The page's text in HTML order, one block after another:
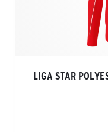
LIGA STAR